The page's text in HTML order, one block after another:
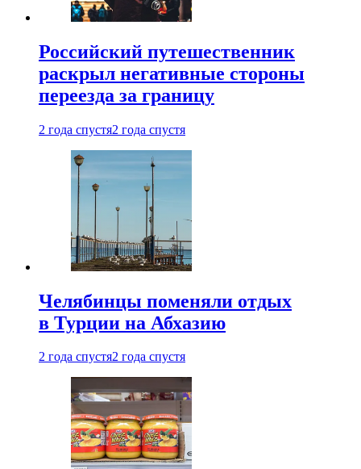
Российский путешественник
раскрыл негативные стороны
переезда за границу
2 года спустя2 года спустя
Челябинцы поменяли отдых
в Турции на Абхазию
2 года спустя2 года спустя